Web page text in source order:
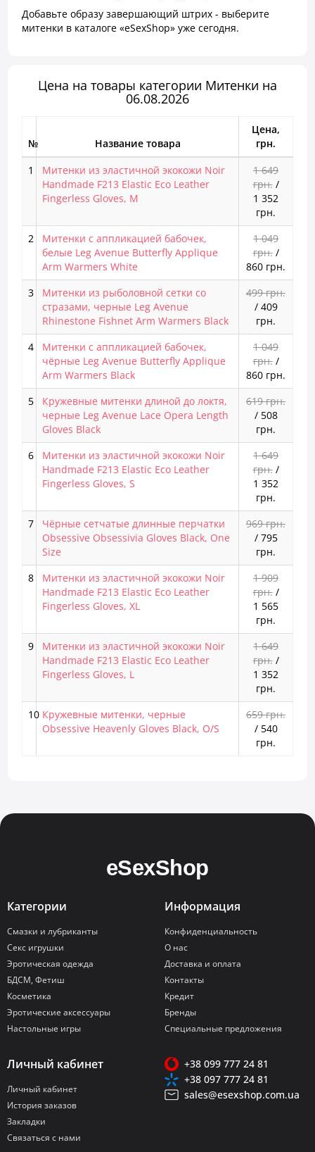
Добавьте образу завершающий штрих - выберите
митенки в каталоге «eSexShop» уже сегодня.
Цена на товары категории Митенки на
06.08.2026
№ Название товара
Цена,
грн.
1
Митенки из эластичной экокожи Noir
Handmade F213 Elastic Eco Leather
Fingerless Gloves, M
1 649
грн./
1 352
грн.
2
Митенки с аппликацией бабочек,
белые Leg Avenue Butterfly Applique
Arm Warmers White
1 049
грн./
860 грн.
3
Митенки из рыболовной сетки со
стразами, черные Leg Avenue
Rhinestone Fishnet Arm Warmers Black
499 грн.
/ 409
грн.
4
Митенки с аппликацией бабочек,
чёрные Leg Avenue Butterfly Applique
Arm Warmers Black
1 049
грн./
860 грн.
5
Кружевные митенки длиной до локтя,
черные Leg Avenue Lace Opera Length
Gloves Black
619 грн.
/ 508
грн.
6
Митенки из эластичной экокожи Noir
Handmade F213 Elastic Eco Leather
Fingerless Gloves, S
1 649
грн./
1 352
грн.
7
Чёрные сетчатые длинные перчатки
Obsessive Obsessivia Gloves Black, One
Size
969 грн.
/ 795
грн.
8
Митенки из эластичной экокожи Noir
Handmade F213 Elastic Eco Leather
Fingerless Gloves, XL
1 909
грн./
1 565
грн.
9
Митенки из эластичной экокожи Noir
Handmade F213 Elastic Eco Leather
Fingerless Gloves, L
1 649
грн./
1 352
грн.
10 Кружевные митенки, черные
Obsessive Heavenly Gloves Black, O/S
659 грн.
/ 540
грн.
Категории
Смазки и лубриканты
Секс игрушки
Эротическая одежда
БДСМ, Фетиш
Косметика
Эротические аксессуары
Настольные игры
Информация
Конфиденциальность
О нас
Доставка и оплата
Контакты
Кредит
Бренды
Специальные предложения
Личный кабинет
Личный кабинет
История заказов
Закладки
Связаться с нами
+38 099 777 24 81
+38 097 777 24 81
sales@esexshop.com.ua